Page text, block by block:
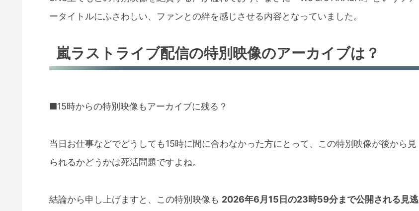
ータイトルにふさわしい、ファンとの絆を感じさせる内容となっていました。
嵐ラストライブ配信の特別映像のアーカイブは？
■15時からの特別映像もアーカイブに残る？
当日お仕事などでどうしても15時に間に合わなかった方にとって、この特別映像が後から見
られるかどうかは死活問題ですよね。
結論から申し上げますと、この特別映像も 2026年6月15日の23時59分まで公開される見逃